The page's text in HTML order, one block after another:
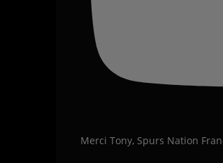
Merci Tony, Spurs Nation